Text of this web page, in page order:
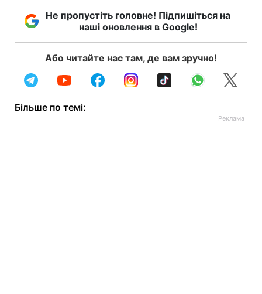
Не пропустіть головне! Підпишіться на
наші оновлення в Google!
Або читайте нас там, де вам зручно!
Більше по темі: